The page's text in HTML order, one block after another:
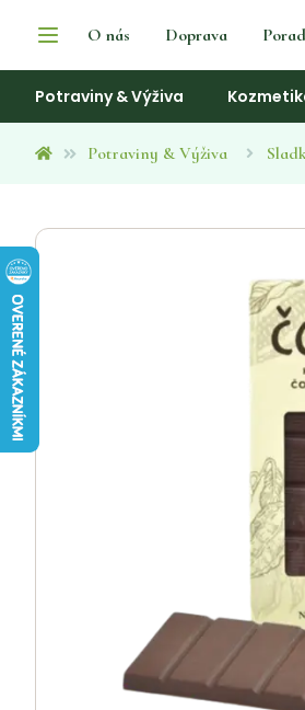
O nás Doprava
Potraviny & Výživa
Potraviny & Výživa